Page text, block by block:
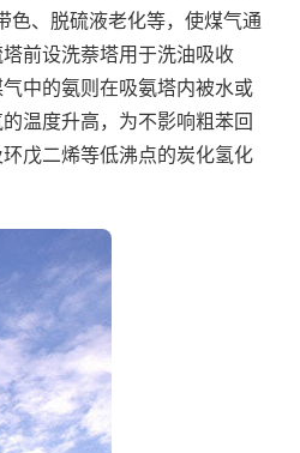
色、脱硫液老化等，使煤气通
前设洗萘塔用于洗油吸收
中的氨则在吸氨塔内被水或
温度升高，为不影响粗苯回
戊二烯等低沸点的炭化氢化